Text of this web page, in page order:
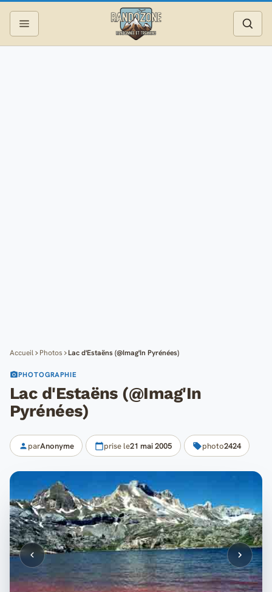
Accueil Photos Lac d'Estaëns (@Imag'In Pyrénées)
PHOTOGRAPHIE
Lac d'Estaëns (@Imag'In
Pyrénées)
parAnonyme prise le21 mai 2005 photo2424